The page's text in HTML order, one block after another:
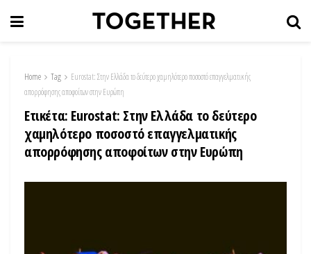
Home Tag
Eurostat: Στην Ελλάδα το δεύτερο χαμηλότερο ποσοστό επαγγελματικής
απορρόφησης αποφοίτων στην Ευρώπη
Ετικέτα: Eurostat: Στην Ελλάδα το δεύτερο
χαμηλότερο ποσοστό επαγγελματικής
απορρόφησης αποφοίτων στην Ευρώπη